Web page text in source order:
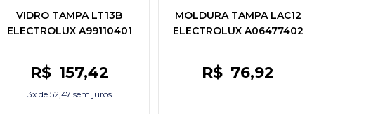
VIDRO TAMPA LT13B
ELECTROLUX A99110401
R$ 157,42
3x de 52,47 sem juros
MOLDURA TAMPA LAC12
ELECTROLUX A06477402
R$ 76,92